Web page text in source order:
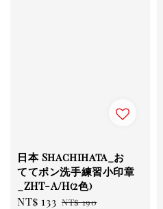
日本 Shachihata_お
ててポン洗手練習小印章
_ZHT-A/H(2色)
Sale
NT$ 133 Regular
NT$ 190